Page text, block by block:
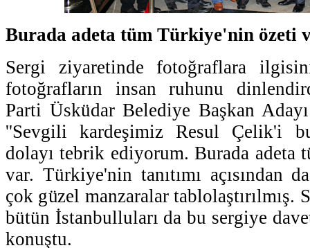
Burada adeta tüm Türkiye'nin özeti
Sergi ziyaretinde fotoğraflara
fotoğrafların insan ruhunu
Parti Üsküdar Belediye Başkan
''Sevgili kardeşimiz Resul Çelik'i
dolayı tebrik ediyorum. Burada adeta
var. Türkiye'nin tanıtımı açısından
çok güzel manzaralar tablolaştırılmış.
bütün İstanbulluları da bu sergiye
konuştu.